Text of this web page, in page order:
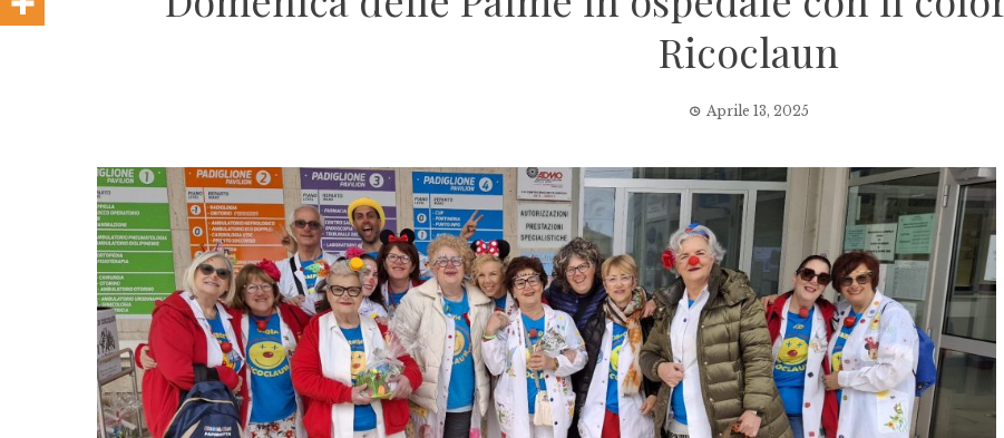
Ricoclaun
Aprile 13, 2025